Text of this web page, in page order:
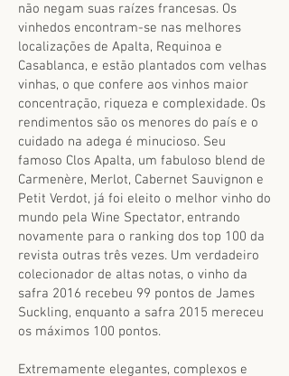
não negam suas raízes francesas. Os
vinhedos encontram-se nas melhores
localizações de Apalta, Requinoa e
Casablanca, e estão plantados com velhas
vinhas, o que confere aos vinhos maior
concentração, riqueza e complexidade. Os
rendimentos são os menores do país e o
cuidado na adega é minucioso. Seu
famoso Clos Apalta, um fabuloso blend de
Carmenère, Merlot, Cabernet Sauvignon e
Petit Verdot, já foi eleito o melhor vinho do
mundo pela Wine Spectator, entrando
novamente para o ranking dos top 100 da
revista outras três vezes. Um verdadeiro
colecionador de altas notas, o vinho da
safra 2016 recebeu 99 pontos de James
Suckling, enquanto a safra 2015 mereceu
os máximos 100 pontos.
Extremamente elegantes, complexos e